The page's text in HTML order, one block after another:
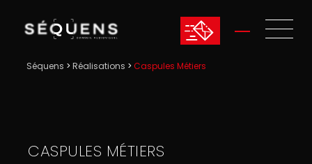
Séquens >Réalisations >Caspules Métiers
CASPULES MÉTIERS